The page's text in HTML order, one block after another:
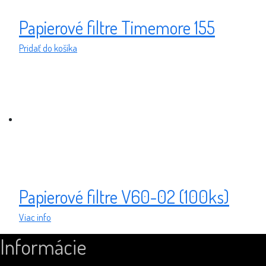
Papierové filtre Timemore 155
Pridať do košíka
Papierové filtre V60-02 (100ks)
Viac info
Informácie